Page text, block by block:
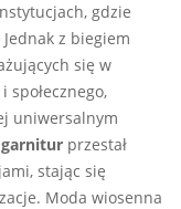
gdzie
z biegiem
się w
społecznego,
uniwersalnym
przestał
stając się
Moda wiosenna